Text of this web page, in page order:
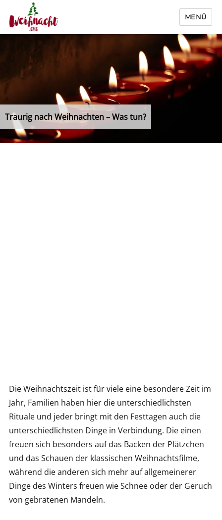
Weihnacht.org
MENÜ
Traurig nach Weihnachten – Was tun?
Die Weihnachtszeit ist für viele eine besondere Zeit im
Jahr, Familien haben hier die unterschiedlichsten
Rituale und jeder bringt mit den Festtagen auch die
unterschiedlichsten Dinge in Verbindung. Die einen
freuen sich besonders auf das Backen der Plätzchen
und das Schauen der klassischen Weihnachtsfilme,
während die anderen sich mehr auf allgemeinerer
Dinge des Winters freuen wie Schnee oder der Geruch
von gebratenen Mandeln.